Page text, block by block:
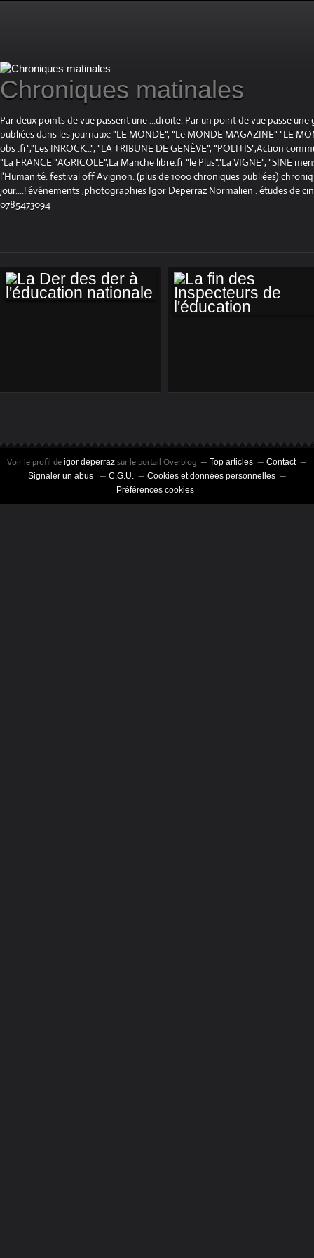
Chroniques matinales
Par deux points de vue passent une ...droite. Par un point de vue passe
publiées dans les journaux: "LE MONDE", "Le MONDE MAGAZINE" "LE
obs .fr","Les INROCK...", "LA TRIBUNE DE GENÈVE", "POLITIS",Action
"La FRANCE "AGRICOLE",La Manche libre.fr "le Plus"."La VIGNE", "SINE
l'Humanité. festival off Avignon. (plus de 1000 chroniques publiées)
jour....! événements ,photographies Igor Deperraz Normalien . études de
0785473094
L'ÉDUCATION
Voir le profil de igor deperraz sur le portail Overblog Top articles
Contact
Signaler un abus
C.G.U.
Cookies et données personnelles
Préférences cookies